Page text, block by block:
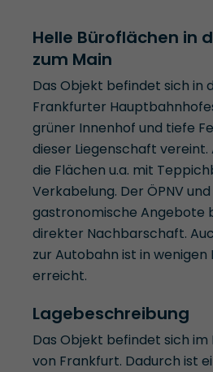
Helle Büroflächen in
zum Main
Das Objekt befindet sich in
Frankfurter
grüner Innenhof und tiefe
dieser Liegenschaft
die Flächen u.a. mit
Verkabelung. Der ÖPNV
gastronomische Angebote
direkter Nachbarschaft.
zur Autobahn ist in
erreicht.
Lagebeschreibung
Das Objekt befindet sich
von Frankfurt. Dadurch ist